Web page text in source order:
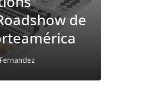
el bienestar y la
seguridad
agosto 7, 2026
allá del